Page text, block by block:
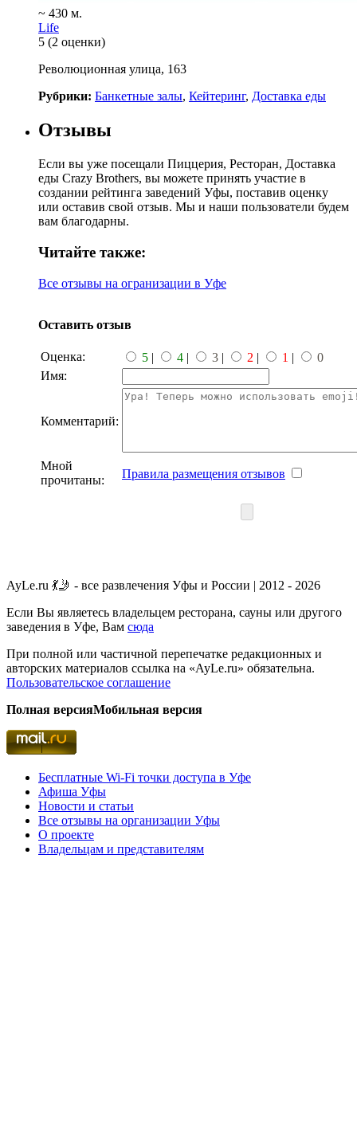
~ 430 м.
Life
5 (2 оценки)
Революционная улица, 163
Рубрики: Банкетные залы, Кейтеринг, Доставка еды
Отзывы
Если вы уже посещали Пиццерия, Ресторан, Доставка
еды Crazy Brothers, вы можете принять участие в
создании рейтинга заведений Уфы, поставив оценку
или оставив свой отзыв. Мы и наши пользователи будем
вам благодарны.
Читайте также:
Все отзывы на огранизации в Уфе
Оставить отзыв
Оценка: 5 | 4 | 3 | 2 | 1 |
0
Имя:
Комментарий:
Мной
прочитаны:
Правила размещения отзывов
AyLe.ru 💃🤳 - все развлечения Уфы и России | 2012 - 2026
Если Вы являетесь владельцем ресторана, сауны или другого
заведения в Уфе, Вам сюда
При полной или частичной перепечатке редакционных и
авторских материалов ссылка на «AyLe.ru» обязательна.
Пользовательское соглашение
Полная версияМобильная версия
Бесплатные Wi-Fi точки доступа в Уфе
Афиша Уфы
Новости и статьи
Все отзывы на организации Уфы
О проекте
Владельцам и представителям